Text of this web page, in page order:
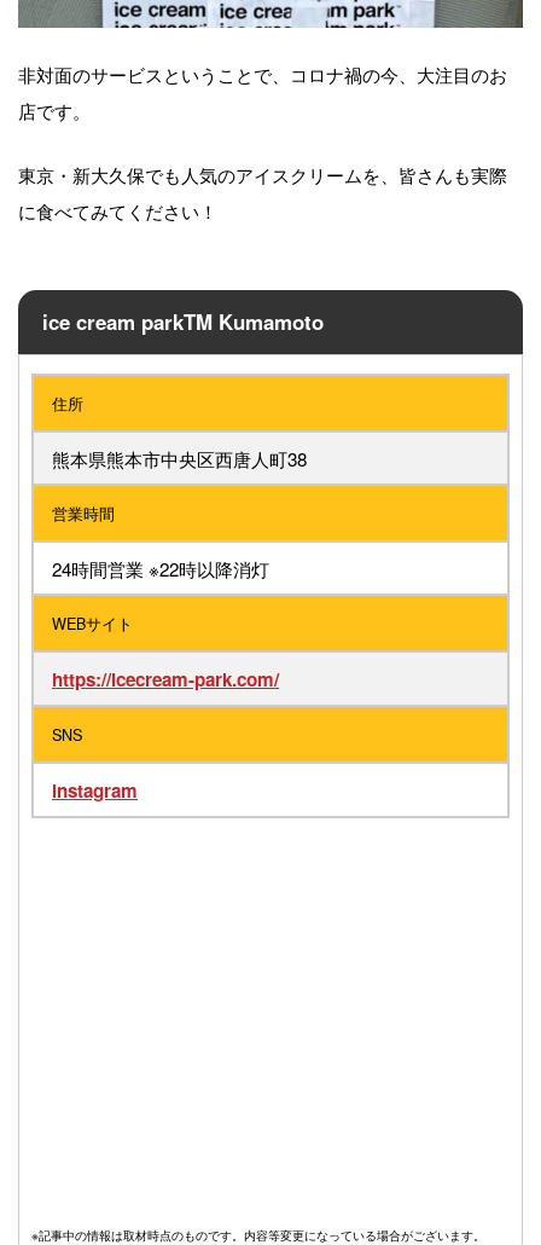
非対面のサービスということで、コロナ禍の今、大注目のお
店です。
東京・新大久保でも人気のアイスクリームを、皆さんも実際
に食べてみてください！
ice cream parkTM Kumamoto
住所
熊本県熊本市中央区西唐人町38
営業時間
24時間営業 ※22時以降消灯
WEBサイト
https://icecream-park.com/
SNS
Instagram
※記事中の情報は取材時点のものです。内容等変更になっている場合がございます。